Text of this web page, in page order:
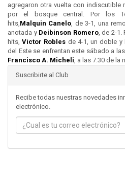
agregaron otra vuelta con indiscutible
por el bosque central. Por los
hits, Malquin Canelo , de 3-1, una
anotada y Deibinson Romero, de 2-1.
hits,Victor Robles de 4-1, un doble y
del Este se enfrentan este sábado a las
Francisco A. Micheli , a las 7:30 de la
Suscribirte al Club
Recibe todas nuestras novedades
electrónico.